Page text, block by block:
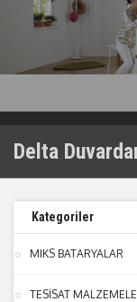
Delta
Kategoriler
MIKS BATARYALAR
TESİSAT